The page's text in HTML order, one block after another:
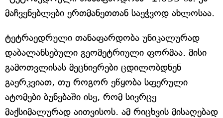
მაჩვენებლები ერთმანეთთან საეჭვოდ ახლოსაა.
ტეტრაედრული თანაფარდობა უნიკალურად
დაბალანსებული გეომეტრიული ფორმაა. მისი
გამოთვლისას მეცნიერები ცდილობდნენ
გაერკვიათ, თუ როგორ ეწყობა სფერული
ატომები ბუნებაში ისე, რომ სივრცე
მაქსიმალურად აითვისოს. ამ რიცხვის მისაღებად